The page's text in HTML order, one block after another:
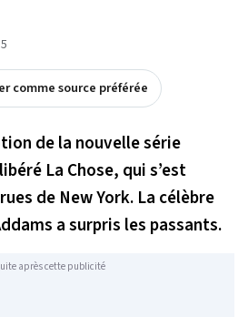
comme source préférée
de la nouvelle série
La Chose, qui s’est
de New York. La célèbre
a surpris les passants.
après cette publicité